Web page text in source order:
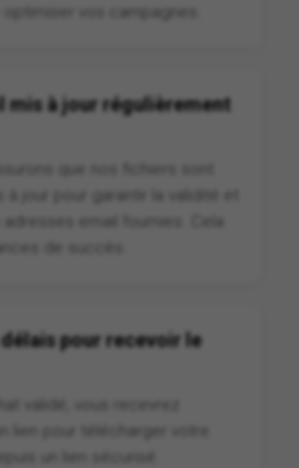
optimiser vos campagnes.
mis à jour régulièrement
à jour pour garantir la validité et
email fournies. Cela
de succès.
pour recevoir le
lien pour télécharger votre
un lien sécurisé.